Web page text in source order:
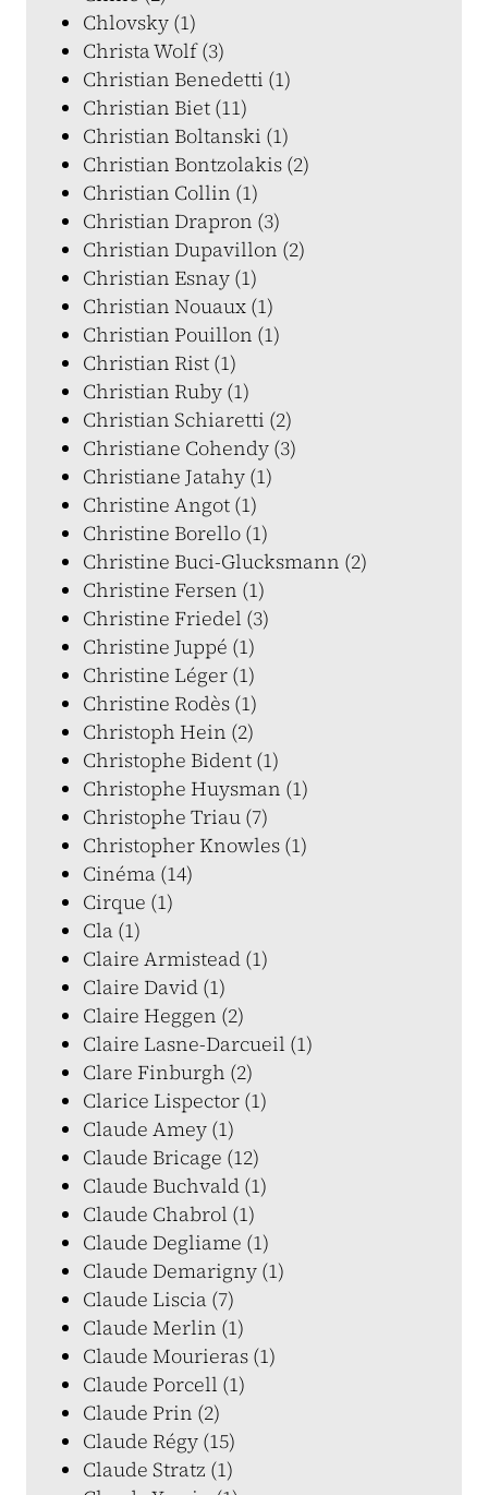
Chlovsky (1)
Christa Wolf (3)
Christian Benedetti (1)
Christian Biet (11)
Christian Boltanski (1)
Christian Bontzolakis (2)
Christian Collin (1)
Christian Drapron (3)
Christian Dupavillon (2)
Christian Esnay (1)
Christian Nouaux (1)
Christian Pouillon (1)
Christian Rist (1)
Christian Ruby (1)
Christian Schiaretti (2)
Christiane Cohendy (3)
Christiane Jatahy (1)
Christine Angot (1)
Christine Borello (1)
Christine Buci-Glucksmann (2)
Christine Fersen (1)
Christine Friedel (3)
Christine Juppé (1)
Christine Léger (1)
Christine Rodès (1)
Christoph Hein (2)
Christophe Bident (1)
Christophe Huysman (1)
Christophe Triau (7)
Christopher Knowles (1)
Cinéma (14)
Cirque (1)
Cla (1)
Claire Armistead (1)
Claire David (1)
Claire Heggen (2)
Claire Lasne-Darcueil (1)
Clare Finburgh (2)
Clarice Lispector (1)
Claude Amey (1)
Claude Bricage (12)
Claude Buchvald (1)
Claude Chabrol (1)
Claude Degliame (1)
Claude Demarigny (1)
Claude Liscia (7)
Claude Merlin (1)
Claude Mourieras (1)
Claude Porcell (1)
Claude Prin (2)
Claude Régy (15)
Claude Stratz (1)